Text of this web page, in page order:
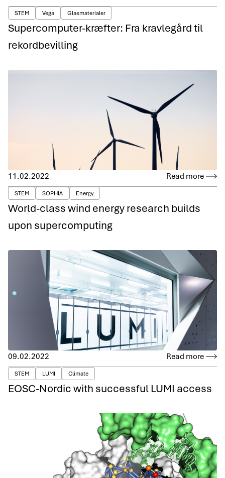
STEM Vega Glasmaterialer
Supercomputer-kræfter: Fra kravlegård til
rekordbevilling
11.02.2022 Read more
STEM SOPHIA Energy
World-class wind energy research builds
upon supercomputing
09.02.2022 Read more
STEM LUMI Climate
EOSC-Nordic with successful LUMI access